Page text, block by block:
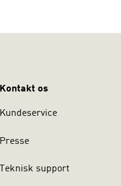
Kontakt os
Kundeservice
Presse
Teknisk support